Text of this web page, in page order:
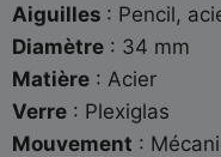
Aiguilles : Pencil,
Diamètre : 34 mm
Matière : Acier
Verre : Plexiglas
Mouvement :